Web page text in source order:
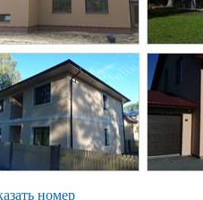
номер